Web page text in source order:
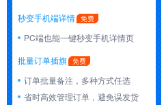
秒变手机端详情
PC端也能一键秒变手机详情页
批量订单插旗
订单批量备注，多种方式任选
省时高效管理订单，避免误发货